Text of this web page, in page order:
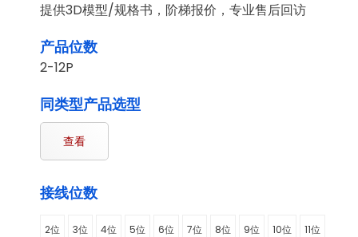
提供3D模型/规格书，阶梯报价，专业售后回访
产品位数
2-12P
同类型产品选型
查看
接线位数
2位 3位 4位 5位 6位 7位 8位 9位 10位 11位